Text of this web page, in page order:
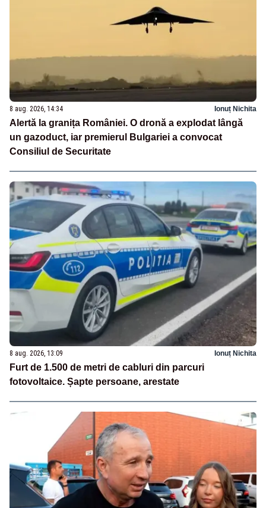
8 aug. 2026, 14:34 Ionuț Nichita
Alertă la granița României. O dronă a explodat lângă
un gazoduct, iar premierul Bulgariei a convocat
Consiliul de Securitate
8 aug. 2026, 13:09 Ionuț Nichita
Furt de 1.500 de metri de cabluri din parcuri
fotovoltaice. Șapte persoane, arestate